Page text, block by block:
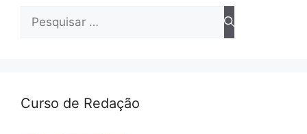
Pesquisar
Curso de Redação